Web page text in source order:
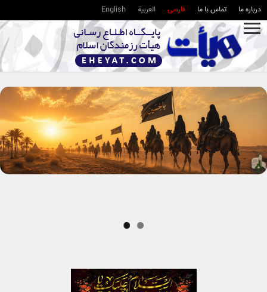
درباره ما تماس با ما فارسی العربية English